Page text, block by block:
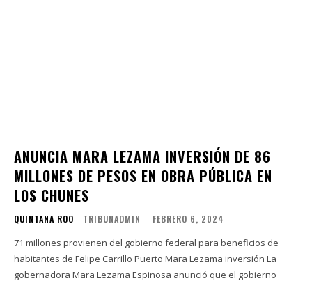
ANUNCIA MARA LEZAMA INVERSIÓN DE 86
MILLONES DE PESOS EN OBRA PÚBLICA EN
LOS CHUNES
QUINTANA ROO TRIBUNADMIN - FEBRERO 6, 2024
71 millones provienen del gobierno federal para beneficios de
habitantes de Felipe Carrillo Puerto Mara Lezama inversión La
gobernadora Mara Lezama Espinosa anunció que el gobierno